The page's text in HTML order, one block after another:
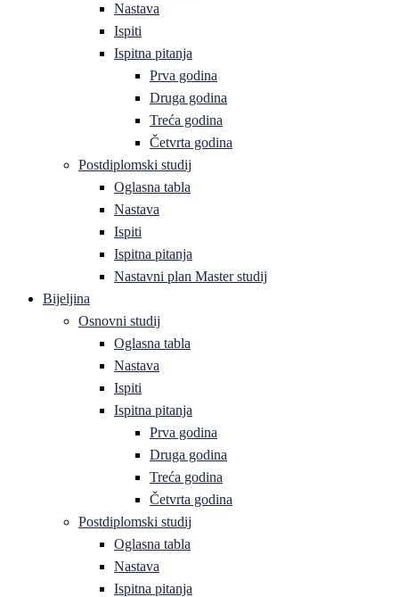
Nastava
Ispiti
Ispitna pitanja
Prva godina
Druga godina
Treća godina
Četvrta godina
Postdiplomski studij
Oglasna tabla
Nastava
Ispiti
Ispitna pitanja
Nastavni plan Master studij
Bijeljina
Osnovni studij
Oglasna tabla
Nastava
Ispiti
Ispitna pitanja
Prva godina
Druga godina
Treća godina
Četvrta godina
Postdiplomski studij
Oglasna tabla
Nastava
Ispitna pitanja